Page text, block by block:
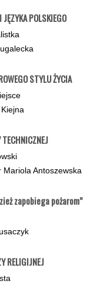
POLSKIEGO
STYLU ŻYCIA
Antoszewska
zapobiega pożarom”
RELIGIJNEJ